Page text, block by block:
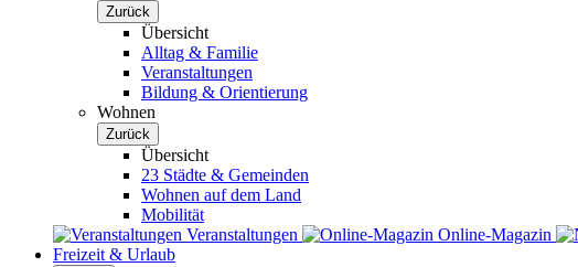
Zurück
Übersicht
Alltag & Familie
Veranstaltungen
Bildung & Orientierung
Wohnen
Zurück
Übersicht
23 Städte & Gemeinden
Wohnen auf dem Land
Mobilität
Veranstaltungen
Online-Magazin
Freizeit & Urlaub